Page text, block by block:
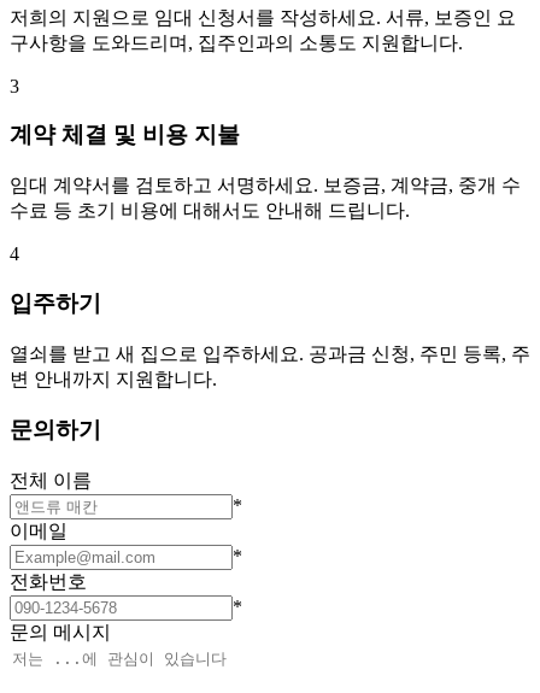
저희의 지원으로 임대 신청서를 작성하세요. 서류, 보증인 요
구사항을 도와드리며, 집주인과의 소통도 지원합니다.
3
계약 체결 및 비용 지불
임대 계약서를 검토하고 서명하세요. 보증금, 계약금, 중개 수
수료 등 초기 비용에 대해서도 안내해 드립니다.
4
입주하기
열쇠를 받고 새 집으로 입주하세요. 공과금 신청, 주민 등록, 주
변 안내까지 지원합니다.
문의하기
전체 이름
*
이메일
*
전화번호
*
문의 메시지